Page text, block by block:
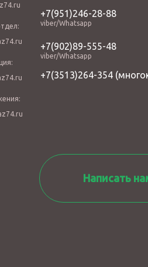
+7(951)246-28-88
viber/Whatsapp
+7(902)89-555-48
viber/Whatsapp
+7(3513)264-354
Написать